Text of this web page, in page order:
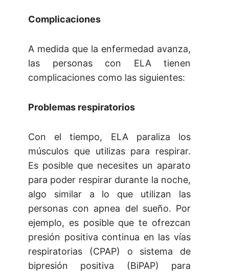
Complicaciones
A medida que la enfermedad avanza,
las personas con ELA tienen
complicaciones como las siguientes:
Problemas respiratorios
Con el tiempo, ELA paraliza los
músculos que utilizas para respirar.
Es posible que necesites un aparato
para poder respirar durante la noche,
algo similar a lo que utilizan las
personas con apnea del sueño. Por
ejemplo, es posible que te ofrezcan
presión positiva continua en las vías
respiratorias (CPAP) o sistema de
bipresión positiva (BiPAP) para